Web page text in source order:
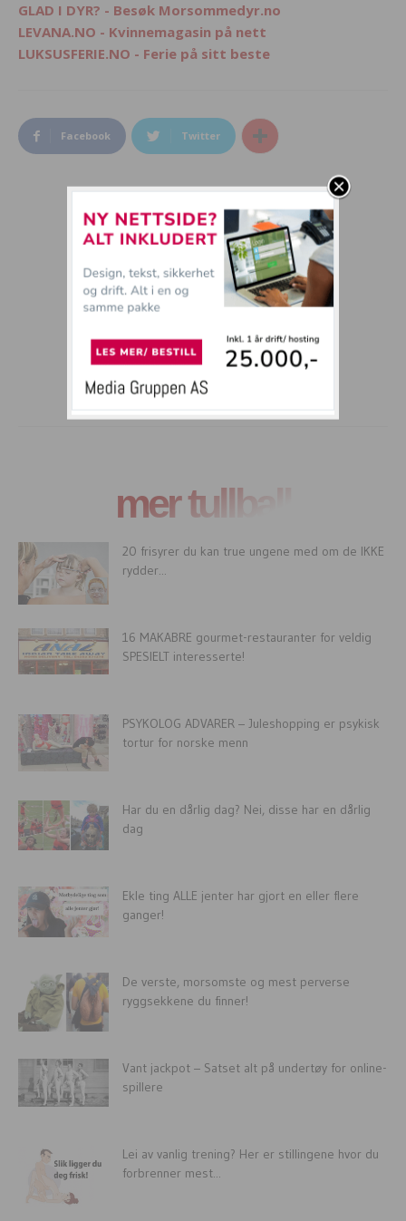
GLAD I DYR? - Besøk Morsommedyr.no
LEVANA.NO - Kvinnemagasin på nett
LUKSUSFERIE.NO - Ferie på sitt beste
Facebook Twitter
mer tullball
20 frisyrer du kan true ungene med om de IKKE
rydder...
16 MAKABRE gourmet-restauranter for veldig
SPESIELT interesserte!
PSYKOLOG ADVARER – Juleshopping er psykisk
tortur for norske menn
Har du en dårlig dag? Nei, disse har en dårlig
dag
Ekle ting ALLE jenter har gjort en eller flere
ganger!
De verste, morsomste og mest perverse
ryggsekkene du finner!
Vant jackpot – Satset alt på undertøy for online-
spillere
Lei av vanlig trening? Her er stillingene hvor du
forbrenner mest...